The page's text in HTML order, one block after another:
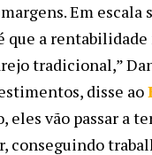
Em escala
que a rentabilidade
tradicional,”
disse ao
eles vão passar a
conseguindo